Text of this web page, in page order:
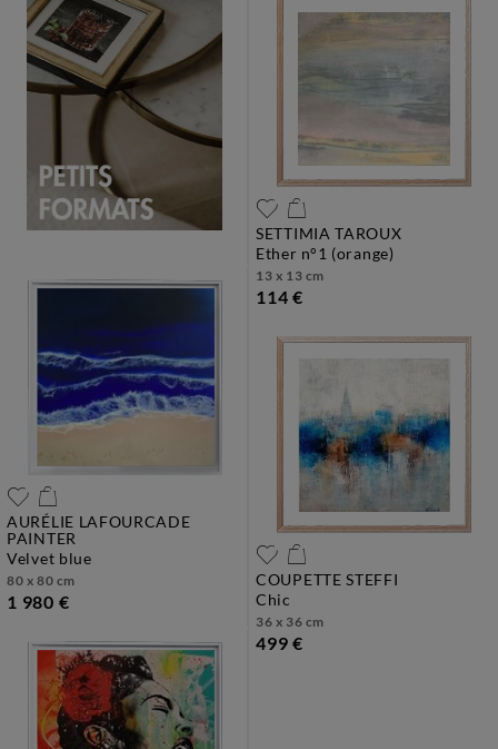
AURÉLIE LAFOURCADE
PAINTER
velvet blue
80 x 80 cm
1 980 €
SETTIMIA TAROUX
ether n°1 (orange)
13 x 13 cm
114 €
COUPETTE STEFFI
chic
36 x 36 cm
499 €